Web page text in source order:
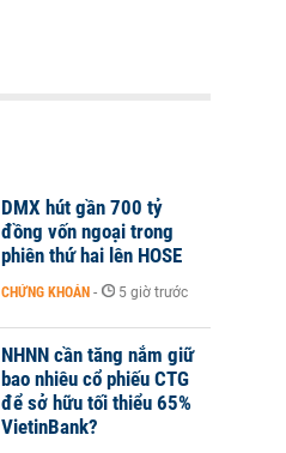
DMX hút gần 700 tỷ
đồng vốn ngoại trong
phiên thứ hai lên HOSE
CHỨNG KHOÁN - 5 giờ trước
NHNN cần tăng nắm giữ
bao nhiêu cổ phiếu CTG
để sở hữu tối thiểu 65%
VietinBank?